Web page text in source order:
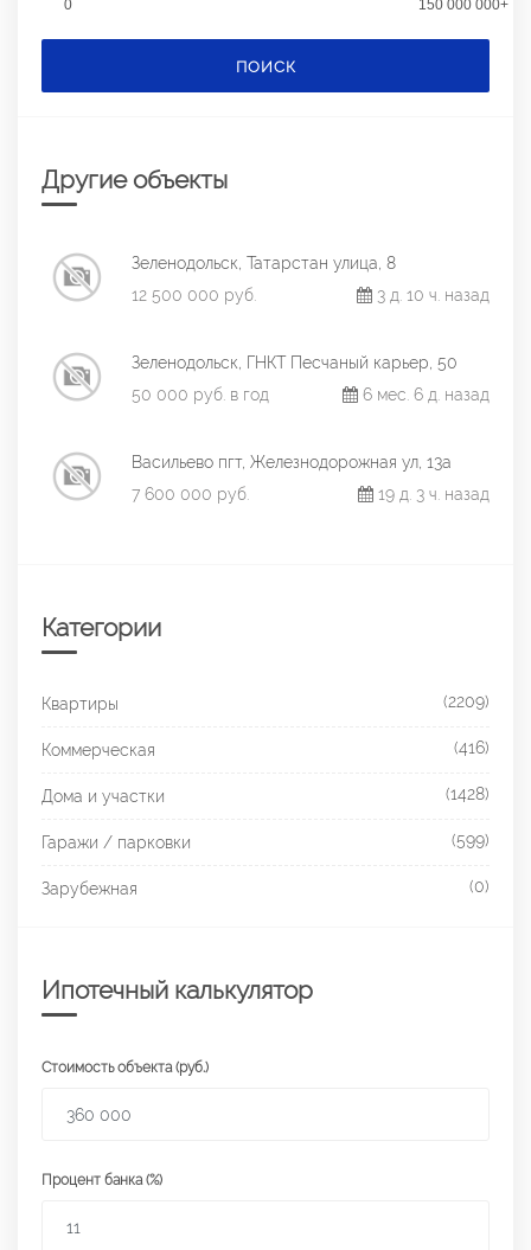
0 150 000 000+
ПОИСК
Другие объекты
Зеленодольск, Татарстан улица, 8
12 500 000 руб.
3 д. 10 ч. назад
Зеленодольск, ГНКТ Песчаный карьер, 50
50 000 руб. в год
6 мес. 6 д. назад
Васильево пгт, Железнодорожная ул, 13а
7 600 000 руб.
19 д. 3 ч. назад
Категории
Квартиры (2209)
Коммерческая (416)
Дома и участки (1428)
Гаражи / парковки (599)
Зарубежная (0)
Ипотечный калькулятор
Стоимость объекта (руб.)
Процент банка (%)